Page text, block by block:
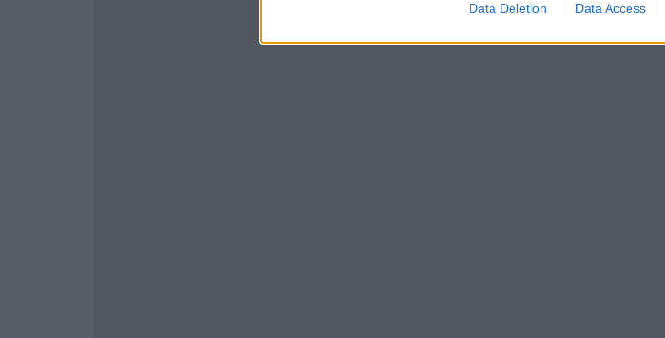
Data Deletion Data Access